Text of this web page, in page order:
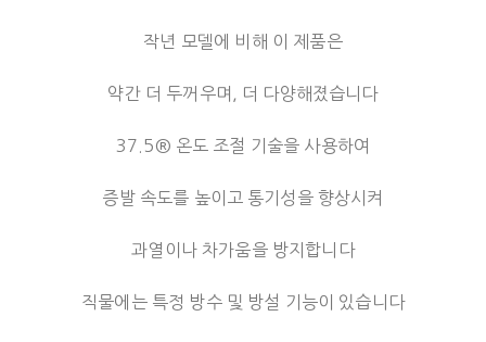
작년 모델에 비해 이 제품은
약간 더 두꺼우며, 더 다양해졌습니다
37.5® 온도 조절 기술을 사용하여
증발 속도를 높이고 통기성을 향상시켜
과열이나 차가움을 방지합니다
직물에는 특정 방수 및 방설 기능이 있습니다